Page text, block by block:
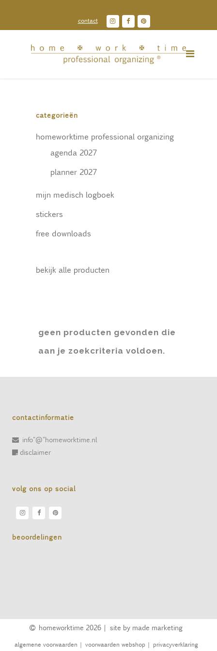
contact
categorieën
homeworktime professional organizing
agenda 2027
planner 2027
mijn medisch logboek
stickers
free downloads
bekijk alle producten
geen producten gevonden die
aan je zoekcriteria voldoen.
contactinformatie
info"@"homeworktime.nl
disclaimer
volg ons op social
beoordelingen
homeworktime 2026 | site by made marketing
algemene voorwaarden| voorwaarden webshop| privacyverklaring